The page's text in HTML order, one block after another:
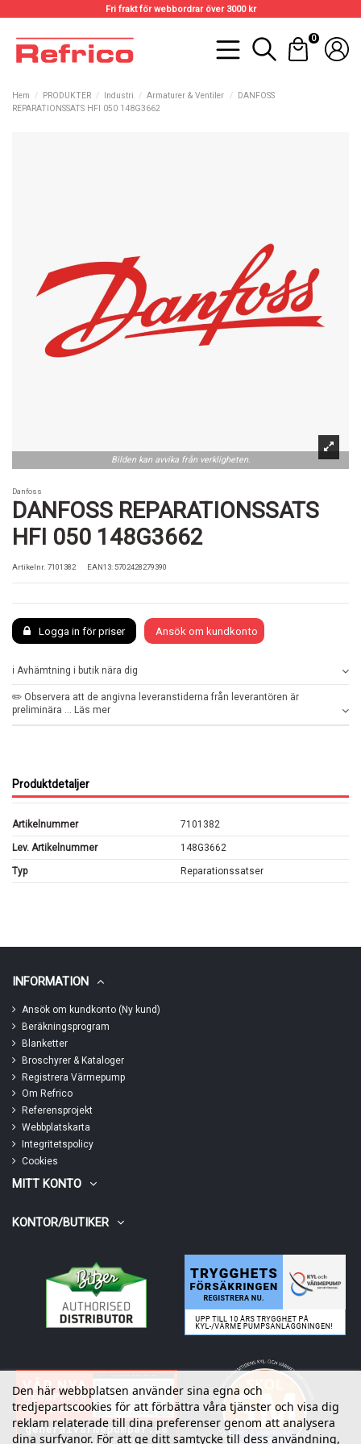
Fri frakt för webbordrar över 3000 kr
0
Hem PRODUKTER Industri Armaturer & Ventiler
DANFOSS
REPARATIONSSATS HFI 050 148G3662
Bilden kan avvika från verkligheten.
Danfoss
DANFOSS REPARATIONSSATS
HFI 050 148G3662
Artikelnr. 7101382 EAN13: 5702428279390
Logga in för priser Ansök om kundkonto
ℹ️ Avhämtning i butik nära dig
✏️ Observera att de angivna leveranstiderna från leverantören är
preliminära ... Läs mer
Produktdetaljer
Artikelnummer 7101382
Lev. Artikelnummer 148G3662
Typ Reparationssatser
INFORMATION
Ansök om kundkonto (Ny kund)
Beräkningsprogram
Blanketter
Broschyrer & Kataloger
Registrera Värmepump
Om Refrico
Referensprojekt
Webbplatskarta
Integritetspolicy
Cookies
MITT KONTO
KONTOR/BUTIKER
Den här webbplatsen använder sina egna och
tredjepartscookies för att förbättra våra tjänster och visa dig
reklam relaterade till dina preferenser genom att analysera
dina surfvanor. För att ge ditt samtycke till dess användning,